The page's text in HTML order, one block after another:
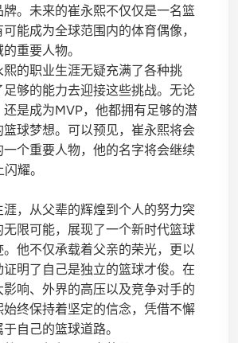
。未来的崔永熙不仅仅是一名篮
能成为全球范围内的体育偶像，
重要人物。
的职业生涯无疑充满了各种挑
够的能力去迎接这些挑战。无论
是成为MVP，他都拥有足够的潜
球梦想。可以预见，崔永熙将会
个重要人物，他的名字将会继续
耀。
，从父辈的辉煌到个人的努力突
限可能，展现了一个新时代篮球
他不仅承载着父亲的荣光，更以
证明了自己是独立的篮球才俊。在
响、外界的高压以及竞争对手的
终保持着坚定的信念，凭借不懈
自己的篮球道路。